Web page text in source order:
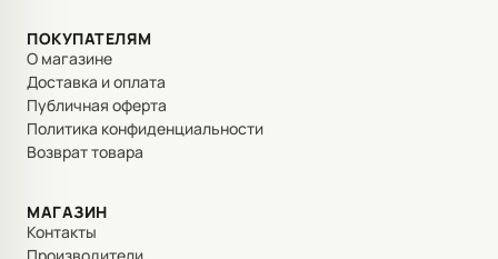
ПОКУПАТЕЛЯМ
О магазине
Доставка и оплата
Публичная оферта
Политика конфиденциальности
Возврат товара
МАГАЗИН
Контакты